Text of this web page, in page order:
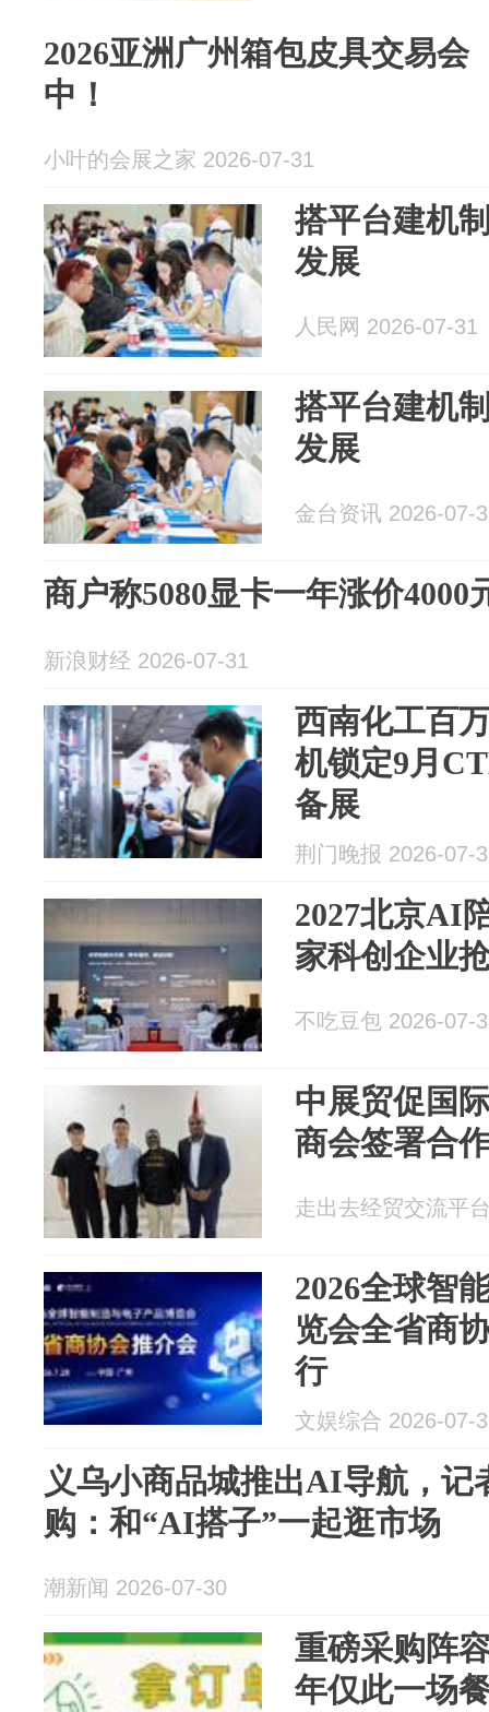
2026亚洲广州箱包皮具交易会
中！
小叶的会展之家 2026-07-31
搭平台建机
发展
人民网 2026-07-31
搭平台建机
发展
金台资讯 2026-07-
商户称5080显卡一年涨价4000
新浪财经 2026-07-31
西南化工百
机锁定9月
备展
荆门晚报 2026-07-
2027北京AI
家科创企业
不吃豆包 2026-07-
中展贸促国
商会签署合
走出去经贸交流平
2026全球智
览会全省商
行
文娱综合 2026-07-
义乌小商品城推出AI导航，记
购：和“AI搭子”一起逛市场
潮新闻 2026-07-30
重磅采购阵
年仅此一场